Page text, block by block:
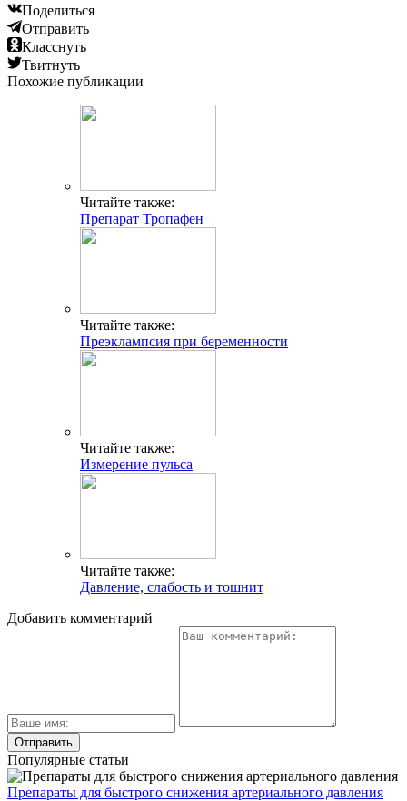
Поделиться
Отправить
Класснуть
Твитнуть
Похожие публикации
Читайте также:
Препарат Тропафен
Читайте также:
Преэклампсия при беременности
Читайте также:
Измерение пульса
Читайте также:
Давление, слабость и тошнит
Добавить комментарий
Популярные статьи
Препараты для быстрого снижения артериального давления